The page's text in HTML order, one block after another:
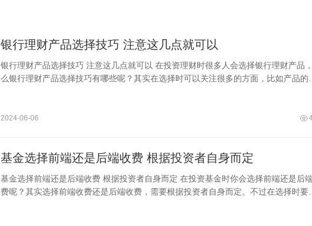
银行理财产品选择技巧 注意这几点就可以
银行理财产品选择技巧 注意这几点就可以 在投资理财时很多人会选择银行理财产品，那
么银行理财产品选择技巧有哪些呢？其实在选择时可以关注很多的方面，比如产品的类
2024-06-06
基金选择前端还是后端收费 根据投资者自身而定
基金选择前端还是后端收费 根据投资者自身而定 在投资基金时你会选择前端还是后端收
费呢？其实选择前端收费还是后端收费，需要根据投资者自身而定。不过在选择时要进